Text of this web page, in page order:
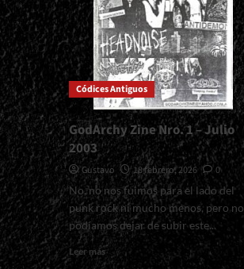
Códices Antiguos
GodArchy Zine Nro. 1 – Julio
2003
Gustavo 18 febrero, 2026
0
No, no nos fuimos para el lado del
punk rock ni mucho menos, pero no
podíamos dejar de subir este...
Leer másRead
more